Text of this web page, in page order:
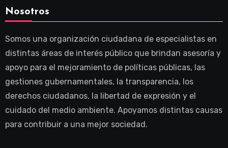
Nosotros
Somos una organización ciudadana de especialistas en
distintas áreas de interés público que brindan asesoría y
apoyo para el mejoramiento de políticas públicas, las
gestiones gubernamentales, la transparencia, los
derechos ciudadanos, la libertad de expresión y el
cuidado del medio ambiente. Apoyamos distintas causas
para contribuir a una mejor sociedad.